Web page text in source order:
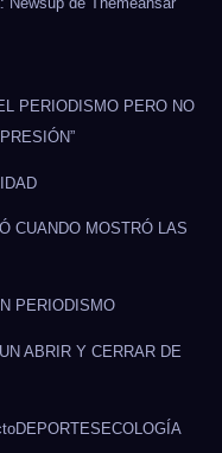
PERIODISMO PERO NO
CUANDO MOSTRÓ LAS
PERIODISMO
ABRIR Y CERRAR DE
DEPORTESECOLOGÍA